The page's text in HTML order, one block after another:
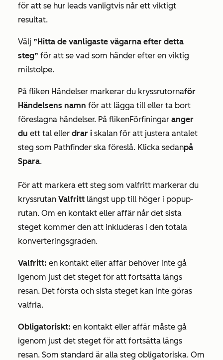
för att se hur leads vanligtvis når ett viktigt
resultat.
Välj ”Hitta de vanligaste vägarna efter detta
steg” för att se vad som händer efter en viktig
milstolpe.
På fliken Händelser markerar du kryssrutornaför
Händelsens namn för att lägga till eller ta bort
föreslagna händelser. På flikenFörfiningar anger
du ett tal eller drar i skalan för att justera antalet
steg som Pathfinder ska föreslå. Klicka sedanpå
Spara.
För att markera ett steg som valfritt markerar du
kryssrutan Valfritt längst upp till höger i popup-
rutan. Om en kontakt eller affär når det sista
steget kommer den att inkluderas i den totala
konverteringsgraden.
Valfritt: en kontakt eller affär behöver inte gå
igenom just det steget för att fortsätta längs
resan. Det första och sista steget kan inte göras
valfria.
Obligatoriskt: en kontakt eller affär måste gå
igenom just det steget för att fortsätta längs
resan. Som standard är alla steg obligatoriska. Om